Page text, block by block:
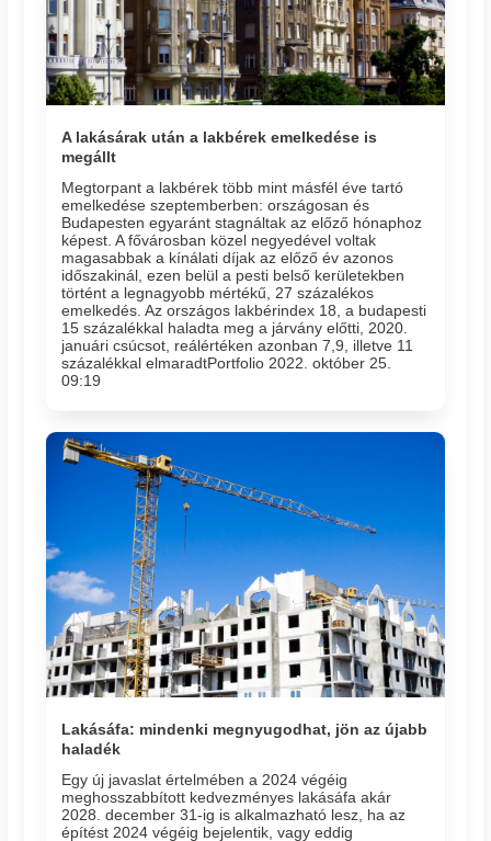
A lakásárak után a lakbérek emelkedése is
megállt
Megtorpant a lakbérek több mint másfél éve tartó
emelkedése szeptemberben: országosan és
Budapesten egyaránt stagnáltak az előző hónaphoz
képest. A fővárosban közel negyedével voltak
magasabbak a kínálati díjak az előző év azonos
időszakinál, ezen belül a pesti belső kerületekben
történt a legnagyobb mértékű, 27 százalékos
emelkedés. Az országos lakbérindex 18, a budapesti
15 százalékkal haladta meg a járvány előtti, 2020.
januári csúcsot, reálértéken azonban 7,9, illetve 11
százalékkal elmaradtPortfolio 2022. október 25.
09:19
Lakásáfa: mindenki megnyugodhat, jön az újabb
haladék
Egy új javaslat értelmében a 2024 végéig
meghosszabbított kedvezményes lakásáfa akár
2028. december 31-ig is alkalmazható lesz, ha az
építést 2024 végéig bejelentik, vagy eddig